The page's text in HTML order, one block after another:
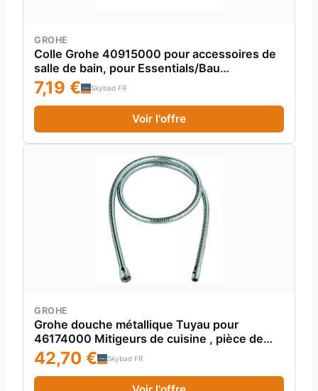
GROHE
Colle Grohe 40915000 pour accessoires de
salle de bain, pour Essentials/Bau
Cosmopolitan
7,19 € Skybad FR
Voir l'offre
GROHE
Grohe douche métallique Tuyau pour
46174000 Mitigeurs de cuisine , pièce de
rechange
42,70 € Skybad FR